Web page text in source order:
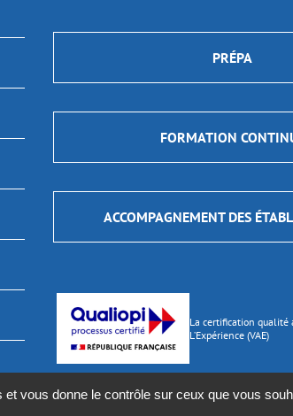
PRÉPA
FORMATION
ACCOMPAGNEMENT DES
La certification qualité
L’Expérience (VAE)
vous donne le contrôle sur ceux que vous